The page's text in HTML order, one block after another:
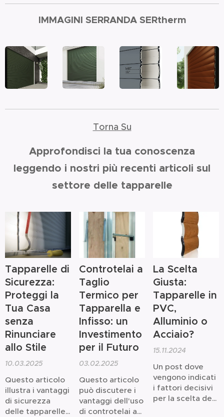
IMMAGINI SERRANDA SERtherm
Torna Su
Approfondisci la tua conoscenza
leggendo i nostri più recenti articoli sul
settore delle tapparelle
Tapparelle di
Sicurezza:
Proteggi la
Tua Casa
senza
Rinunciare
allo Stile
10.03.2025
Questo articolo
illustra i vantaggi
di sicurezza
delle tapparelle
Controtelai a
Taglio
Termico per
Tapparella e
Infisso: un
Investimento
per il Futuro
03.02.2025
Questo articolo
può discutere i
vantaggi dell'uso
di controtelai a
La Scelta
Giusta:
Tapparelle in
PVC,
Alluminio o
Acciaio?
15.11.2024
Un post dove
vengono indicati
i fattori decisivi
per la scelta del